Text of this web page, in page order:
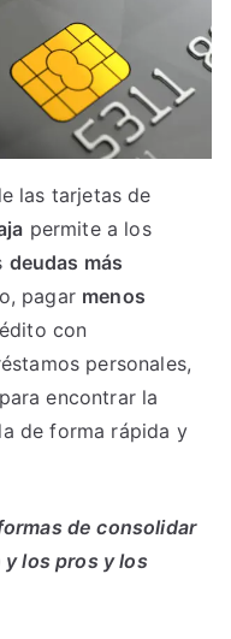
las tarjetas de
permite a los
deudas más
pagar menos
con
personales,
encontrar la
de forma rápida y
de consolidar
los pros y los